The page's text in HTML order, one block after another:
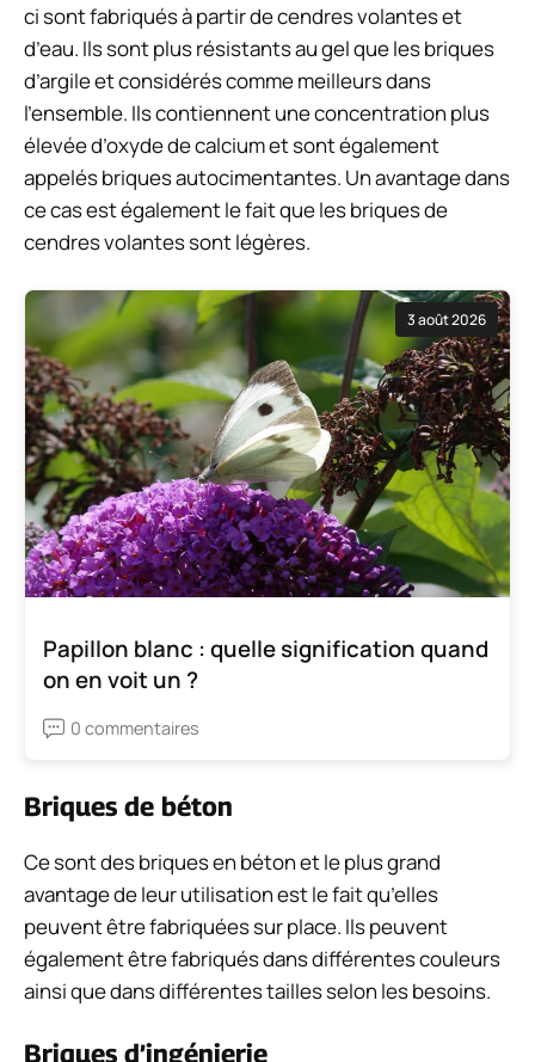
ci sont fabriqués à partir de cendres volantes et
d’eau. Ils sont plus résistants au gel que les briques
d’argile et considérés comme meilleurs dans
l’ensemble. Ils contiennent une concentration plus
élevée d’oxyde de calcium et sont également
appelés briques autocimentantes. Un avantage dans
ce cas est également le fait que les briques de
cendres volantes sont légères.
3 août 2026
Papillon blanc : quelle signification quand
on en voit un ?
0 commentaires
Briques de béton
Ce sont des briques en béton et le plus grand
avantage de leur utilisation est le fait qu’elles
peuvent être fabriquées sur place. Ils peuvent
également être fabriqués dans différentes couleurs
ainsi que dans différentes tailles selon les besoins.
Briques d’ingénierie